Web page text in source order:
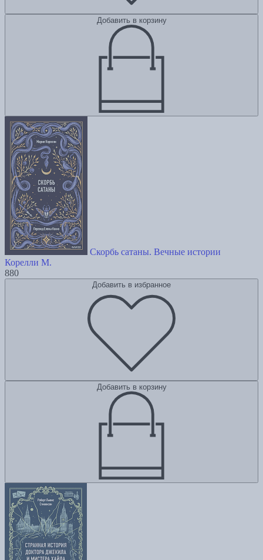
Добавить в корзину
Скорбь сатаны. Вечные истории
Корелли М.
880
Добавить в избранное
Добавить в корзину